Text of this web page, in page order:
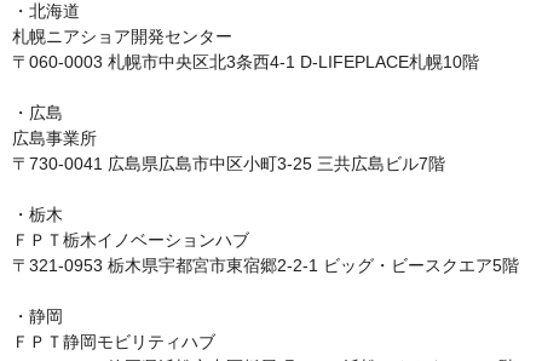
・北海道
札幌ニアショア開発センター
〒060-0003 札幌市中央区北3条西4-1 D-LIFEPLACE札幌10階
・広島
広島事業所
〒730-0041 広島県広島市中区小町3-25 三共広島ビル7階
・栃木
ＦＰＴ栃木イノベーションハブ
〒321-0953 栃木県宇都宮市東宿郷2-2-1 ビッグ・ビースクエア5階
・静岡
ＦＰＴ静岡モビリティハブ